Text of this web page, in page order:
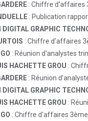
: Chiffre d'affaires
: Publication
DIGITAL GRAPHIC
: Chiffre d'affaires
: Réunion d'analystes
HACHETTE GROU :
: Réunion
DIGITAL GRAPHIC
HACHETTE GROU :
: Chiffre d'affaires